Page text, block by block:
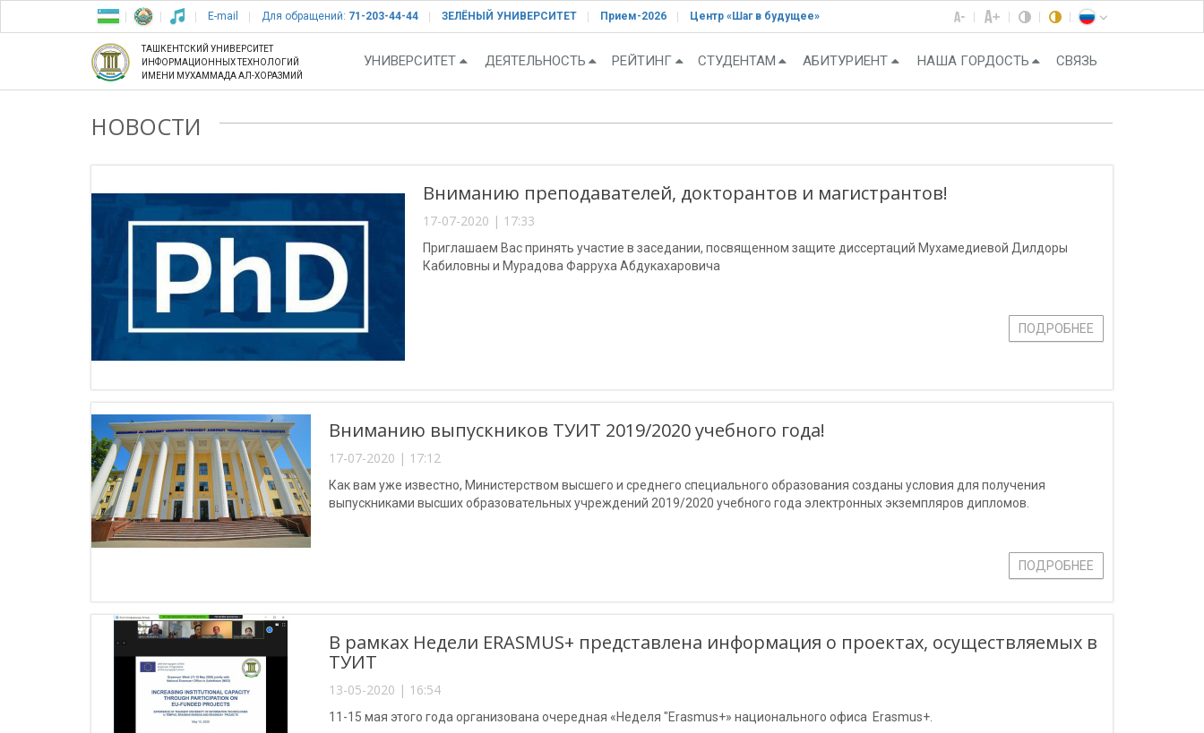
E-mail Для обращений: 71-203-44-44 ЗЕЛЁНЫЙ УНИВЕРСИТЕТ Прием-2026 Центр «Шаг в будущее»
ТАШКЕНТСКИЙ УНИВЕРСИТЕТ
ИНФОРМАЦИОННЫХ ТЕХНОЛОГИЙ
ИМЕНИ МУХАММАДА АЛ-ХОРАЗМИЙ
УНИВЕРСИТЕТ ДЕЯТЕЛЬНОСТЬ РЕЙТИНГ СТУДЕНТАМ АБИТУРИЕНТ НАША ГОРДОСТЬ СВЯЗЬ
НОВОСТИ
Вниманию преподавателей, докторантов и магистрантов!
17-07-2020 | 17:33
Приглашаем Вас принять участие в заседании, посвященном защите диссертаций Мухамедиевой Дилдоры
Кабиловны и Мурадова Фарруха Абдукахаровича
ПОДРОБНЕЕ
Вниманию выпускников ТУИТ 2019/2020 учебного года!
17-07-2020 | 17:12
Как вам уже известно, Министерством высшего и среднего специального образования созданы условия для получения
выпускниками высших образовательных учреждений 2019/2020 учебного года электронных экземпляров дипломов.
ПОДРОБНЕЕ
В рамках Недели ERASMUS+ представлена информация о проектах, осуществляемых в
ТУИТ
13-05-2020 | 16:54
11-15 мая этого года организована очередная «Неделя "Erasmus+» национального офиса Erasmus+.